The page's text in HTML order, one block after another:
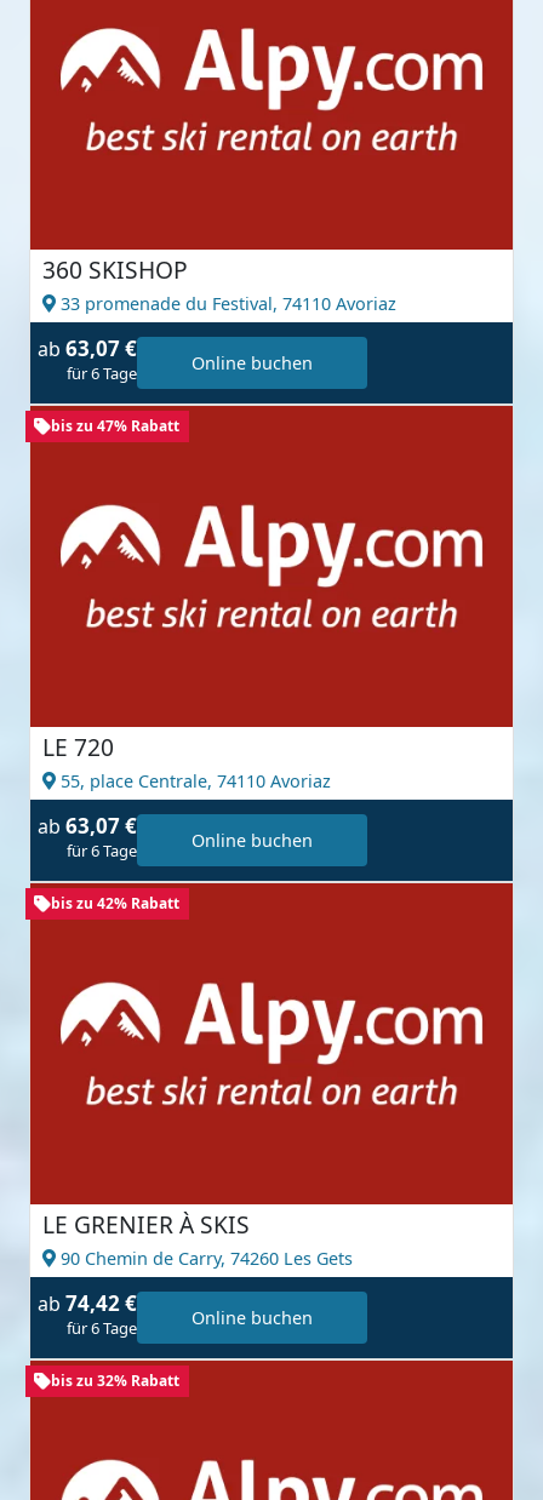
360 SKISHOP
33 promenade du Festival, 74110 Avoriaz
ab 63,07 €
für 6 Tage Online buchen
bis zu 47% Rabatt
LE 720
55, place Centrale, 74110 Avoriaz
ab 63,07 €
für 6 Tage Online buchen
bis zu 42% Rabatt
LE GRENIER À SKIS
90 Chemin de Carry, 74260 Les Gets
ab 74,42 €
für 6 Tage Online buchen
bis zu 32% Rabatt